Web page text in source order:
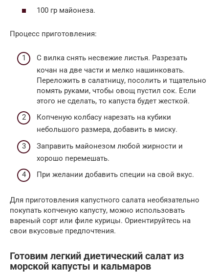
100 гр майонеза.
Процесс приготовления:
С вилка снять несвежие листья. Разрезать
кочан на две части и мелко нашинковать.
Переложить в салатницу, посолить и тщательно
помять руками, чтобы овощ пустил сок. Если
этого не сделать, то капуста будет жесткой.
Копченую колбасу нарезать на кубики
небольшого размера, добавить в миску.
Заправить майонезом любой жирности и
хорошо перемешать.
При желании добавить специи на свой вкус.
Для приготовления капустного салата необязательно
покупать копченую капусту, можно использовать
вареный сорт или филе курицы. Ориентируйтесь на
свои вкусовые предпочтения.
Готовим легкий диетический салат из
морской капусты и кальмаров